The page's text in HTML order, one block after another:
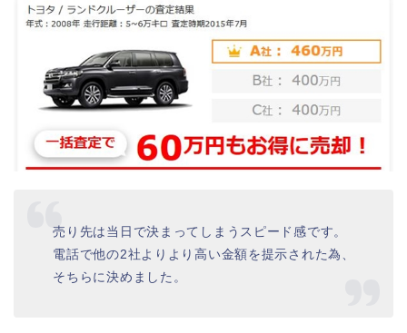
売り先は当日で決まってしまうスピード感です。
電話で他の2社よりより高い金額を提示された為、
そちらに決めました。